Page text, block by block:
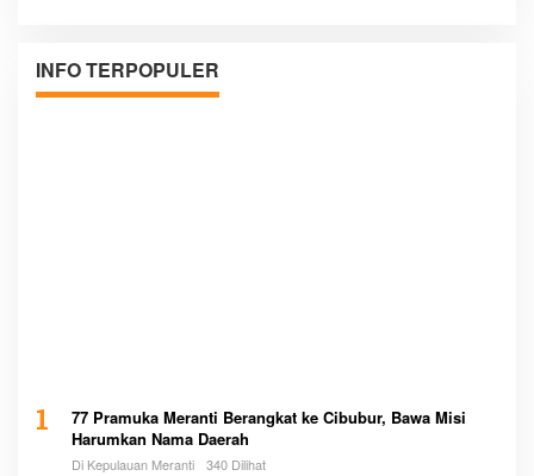
INFO TERPOPULER
1
77 Pramuka Meranti Berangkat ke Cibubur, Bawa Misi
Harumkan Nama Daerah
Di Kepulauan Meranti 340 Dilihat